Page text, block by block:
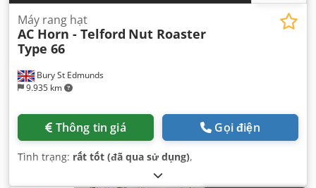
Bury St Edmunds
9.935 km
Máy rang hạt
AC Horn - Telford Nut Roaster
Type 66
Thông tin giá Gọi điện
Tình trạng: rất tốt (đã qua sử dụng),